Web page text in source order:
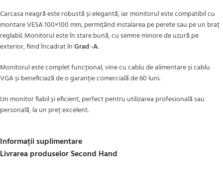
Carcasa neagră este robustă și elegantă, iar monitorul este compatibil cu
montare VESA 100×100 mm, permițând instalarea pe perete sau pe un braț
reglabil. Monitorul este în stare bună, cu semne minore de uzură pe
exterior, fiind încadrat înGrad -A.
Monitorul este complet funcțional, vine cu cablu de alimentare și cablu
VGA și beneficiază de o garanție comercială de 60 luni.
Un monitor fiabil și eficient, perfect pentru utilizarea profesională sau
personală, la un preț excelent.
Informații suplimentare
Livrarea produselor Second Hand